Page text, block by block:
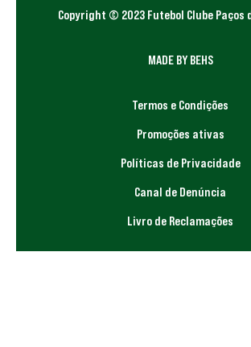
Copyright © 2023 Futebol Clube Paços
MADE BY BEHS
Termos e Condições
Promoções ativas
Políticas de Privacidade
Canal de Denúncia
Livro de Reclamações